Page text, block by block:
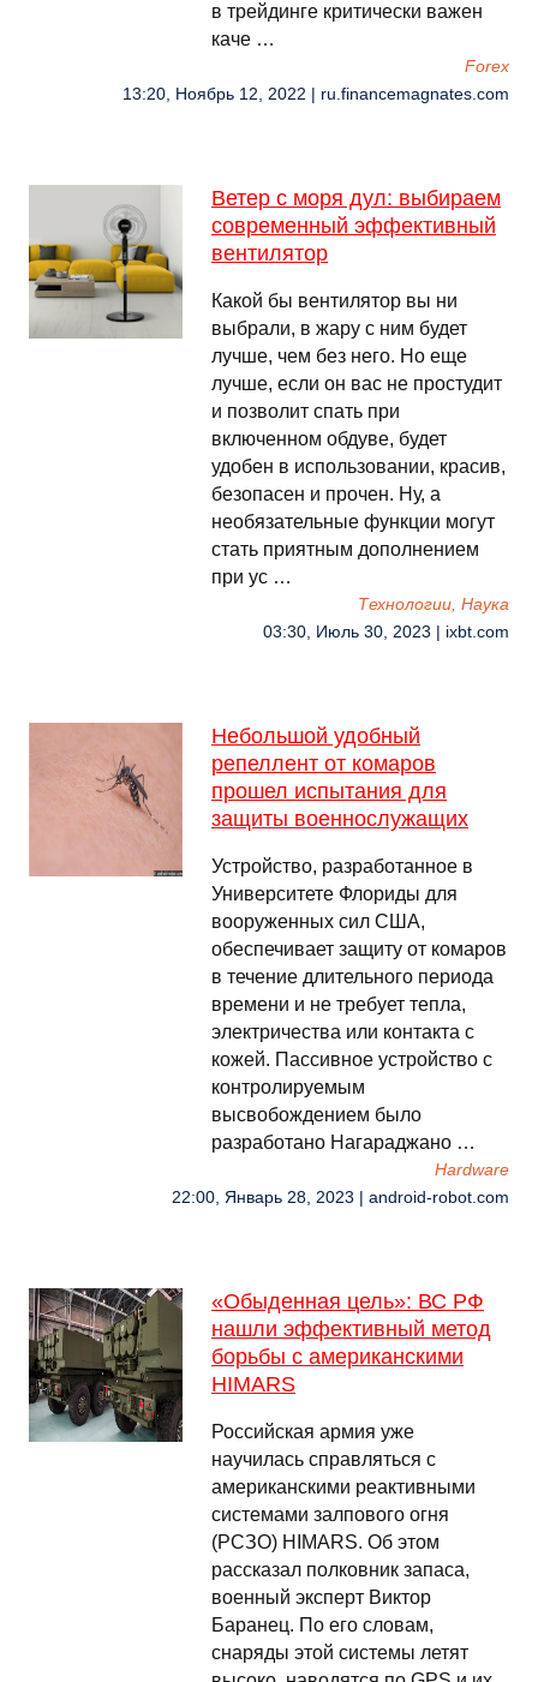
в трейдинге критически важен
каче …
Forex
13:20, Ноябрь 12, 2022 | ru.financemagnates.com
Ветер с моря дул: выбираем
современный эффективный
вентилятор
Какой бы вентилятор вы ни
выбрали, в жару с ним будет
лучше, чем без него. Но еще
лучше, если он вас не простудит
и позволит спать при
включенном обдуве, будет
удобен в использовании, красив,
безопасен и прочен. Ну, а
необязательные функции могут
стать приятным дополнением
при ус …
Технологии, Наука
03:30, Июль 30, 2023 | ixbt.com
Небольшой удобный
репеллент от комаров
прошел испытания для
защиты военнослужащих
Устройство, разработанное в
Университете Флориды для
вооруженных сил США,
обеспечивает защиту от комаров
в течение длительного периода
времени и не требует тепла,
электричества или контакта с
кожей. Пассивное устройство с
контролируемым
высвобождением было
разработано Нагараджано …
Hardware
22:00, Январь 28, 2023 | android-robot.com
«Обыденная цель»: ВС РФ
нашли эффективный метод
борьбы с американскими
HIMARS
Российская армия уже
научилась справляться с
американскими реактивными
системами залпового огня
(РСЗО) HIMARS. Об этом
рассказал полковник запаса,
военный эксперт Виктор
Баранец. По его словам,
снаряды этой системы летят